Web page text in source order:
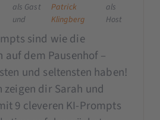
als Gast
und
Patrick
Klingberg
als
Host
sind wie die
auf dem Pausenhof –
und seltensten haben!
zeigen dir Sarah und
9 cleveren KI-Prompts